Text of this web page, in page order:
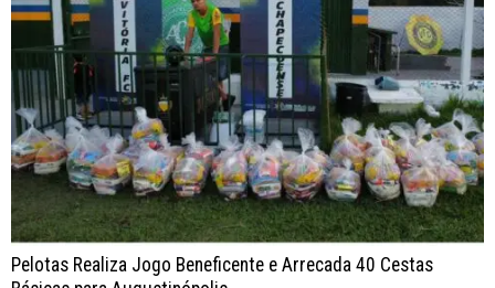
Pelotas Realiza Jogo Beneficente e Arrecada 40 Cestas